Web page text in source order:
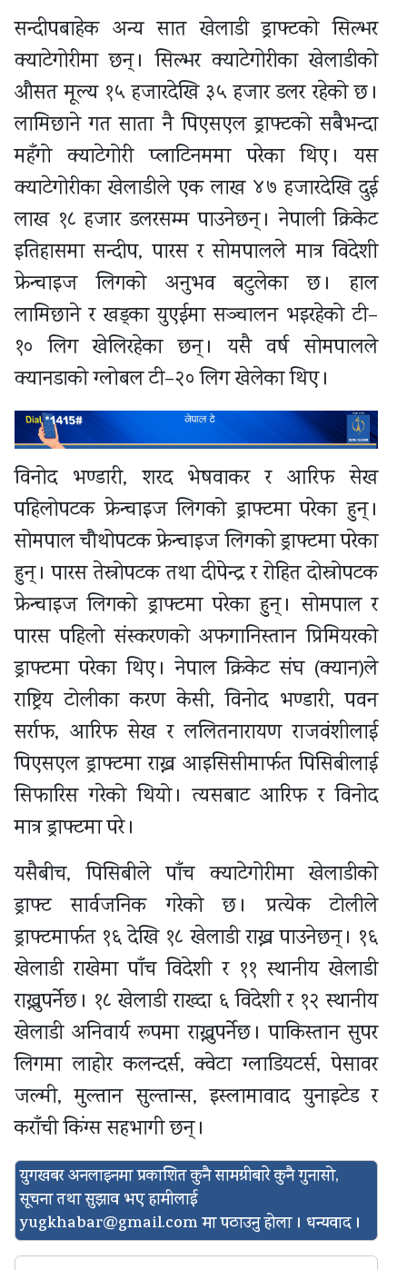
सन्दीपबाहेक अन्य सात खेलाडी ड्राफ्टको सिल्भर
क्याटेगोरीमा छन् । सिल्भर क्याटेगोरीका खेलाडीको
औसत मूल्य १५ हजारदेखि ३५ हजार डलर रहेको छ ।
लामिछाने गत साता नै पिएसएल ड्राफ्टको सबैभन्दा
महँगो क्याटेगोरी प्लाटिनममा परेका थिए । यस
क्याटेगोरीका खेलाडीले एक लाख ४७ हजारदेखि दुई
लाख १८ हजार डलरसम्म पाउनेछन् । नेपाली क्रिकेट
इतिहासमा सन्दीप, पारस र सोमपालले मात्र विदेशी
फ्रेन्चाइज लिगको अनुभव बटुलेका छ । हाल
लामिछाने र खड्का युएईमा सञ्चालन भइरहेको टी–
१० लिग खेलिरहेका छन् । यसै वर्ष सोमपालले
क्यानडाको ग्लोबल टी–२० लिग खेलेका थिए ।
विनोद भण्डारी, शरद भेषवाकर र आरिफ सेख
पहिलोपटक फ्रेन्चाइज लिगको ड्राफ्टमा परेका हुन् ।
सोमपाल चौथोपटक फ्रेन्चाइज लिगको ड्राफ्टमा परेका
हुन् । पारस तेस्रोपटक तथा दीपेन्द्र र रोहित दोस्रोपटक
फ्रेन्चाइज लिगको ड्राफ्टमा परेका हुन् । सोमपाल र
पारस पहिलो संस्करणको अफगानिस्तान प्रिमियरको
ड्राफ्टमा परेका थिए । नेपाल क्रिकेट संघ (क्यान)ले
राष्ट्रिय टोलीका करण केसी, विनोद भण्डारी, पवन
सर्राफ, आरिफ सेख र ललितनारायण राजवंशीलाई
पिएसएल ड्राफ्टमा राख्न आइसिसीमार्फत पिसिबीलाई
सिफारिस गरेको थियो । त्यसबाट आरिफ र विनोद
मात्र ड्राफ्टमा परे ।
यसैबीच, पिसिबीले पाँच क्याटेगोरीमा खेलाडीको
ड्राफ्ट सार्वजनिक गरेको छ । प्रत्येक टोलीले
ड्राफ्टमार्फत १६ देखि १८ खेलाडी राख्न पाउनेछन् । १६
खेलाडी राखेमा पाँच विदेशी र ११ स्थानीय खेलाडी
राख्नुपर्नेछ । १८ खेलाडी राख्दा ६ विदेशी र १२ स्थानीय
खेलाडी अनिवार्य रूपमा राख्नुपर्नेछ । पाकिस्तान सुपर
लिगमा लाहोर कलन्दर्स, क्वेटा ग्लाडियटर्स, पेसावर
जल्मी, मुल्तान सुल्तान्स, इस्लामावाद युनाइटेड र
कराँची किंग्स सहभागी छन् ।
युगखबर अनलाइनमा प्रकाशित कुनै सामग्रीबारे कुनै गुनासो,
सूचना तथा सुझाव भए हामीलाई
yugkhabar@gmail.comमा पठाउनु होला । धन्यवाद ।